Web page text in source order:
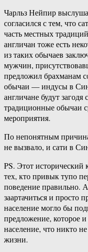
Чарльз Нейпир
согласился с тем, что
часть местных
англичан тоже есть
из таких обычаев
мужчин,
предложил брахманам
обычаи — индусы в
англичане будут
традиционные обычаи
мероприятия.
По непонятным
не вызвало, и сати в
PS. Этот
тех, кто привык тупо
поведение правильно.
заартачиться и просто
население могло бы
предложение, которое
население, что никто
жизни.